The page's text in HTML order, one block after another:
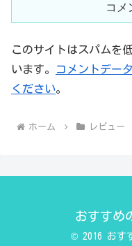
コメ
このサイトはスパムを
います。
コメントデー
ください。
ホーム レビュー
おすすめ
© 2016 おす